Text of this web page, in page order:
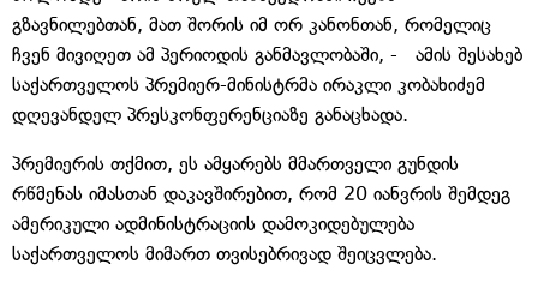
გზავნილებთან, მათ შორის იმ ორ კანონთან, რომელიც
ჩვენ მივიღეთ ამ პერიოდის განმავლობაში, - ამის შესახებ
საქართველოს პრემიერ-მინისტრმა ირაკლი კობახიძემ
დღევანდელ პრესკონფერენციაზე განაცხადა.
პრემიერის თქმით, ეს ამყარებს მმართველი გუნდის
რწმენას იმასთან დაკავშირებით, რომ 20 იანვრის შემდეგ
ამერიკული ადმინისტრაციის დამოკიდებულება
საქართველოს მიმართ თვისებრივად შეიცვლება.